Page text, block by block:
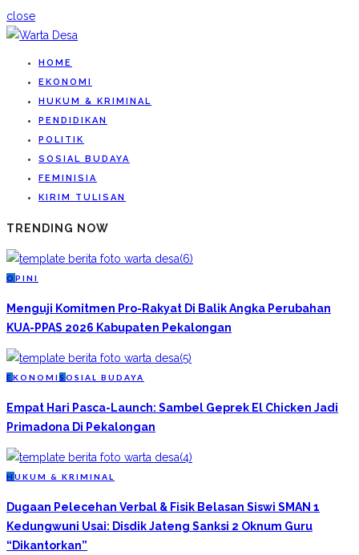
close
HOME
EKONOMI
HUKUM & KRIMINAL
PENDIDIKAN
POLITIK
SOSIAL BUDAYA
FEMINISIA
KIRIM TULISAN
TRENDING NOW
O PINI
Menguji Komitmen Pro-Rakyat Di Balik Angka Perubahan
KUA-PPAS 2026 Kabupaten Pekalongan
EKONOMI S OSIAL BUDAYA
Empat Hari Pasca-Launch: Sambel Geprek El Chicken Jadi
Primadona Di Pekalongan
H UKUM & KRIMINAL
Dugaan Pelecehan Verbal & Fisik Belasan Siswi SMAN 1
Kedungwuni Usai: Disdik Jateng Sanksi 2 Oknum Guru
“Dikantorkan”